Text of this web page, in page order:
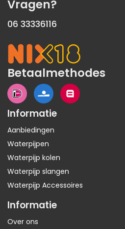
Vragen?
06 33336116
Betaalmethodes
Informatie
Aanbiedingen
Waterpijpen
Waterpijp kolen
Waterpijp slangen
Waterpijp Accessoires
Informatie
Over ons